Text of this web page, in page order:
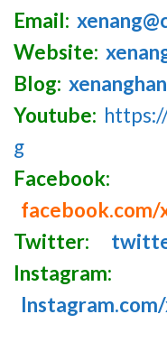
Email:
Website:
Blog:
Youtube:
g
Facebook:
facebook.com/
Twitter:
Instagram: